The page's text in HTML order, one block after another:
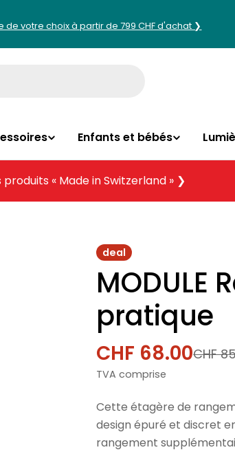
votre choix à partir de 799 CHF d'achat ❯
Enfants et bébés
« Made in Switzerland » ❯
deal
MODULE
pratique
Prix
de
vente
CHF 68.00
Prix
normal
CHF
TVA comprise
Cette étagère de
design épuré et discret
rangement